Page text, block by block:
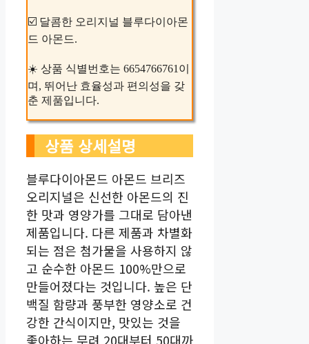
☑️ 달콤한 오리지널 블루다이아몬
드 아몬드.
☀️ 상품 식별번호는 6654766761이
며, 뛰어난 효율성과 편의성을 갖
춘 제품입니다.
상품 상세설명
블루다이아몬드 아몬드 브리즈
오리지널은 신선한 아몬드의 진
한 맛과 영양가를 그대로 담아낸
제품입니다. 다른 제품과 차별화
되는 점은 첨가물을 사용하지 않
고 순수한 아몬드 100%만으로
만들어졌다는 것입니다. 높은 단
백질 함량과 풍부한 영양소로 건
강한 간식이지만, 맛있는 것을
좋아하는 무려 20대부터 50대까